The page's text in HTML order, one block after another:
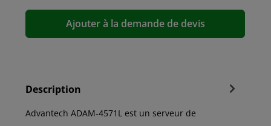
Ajouter à la demande de devis
Description
Advantech ADAM-4571L est un serveur de